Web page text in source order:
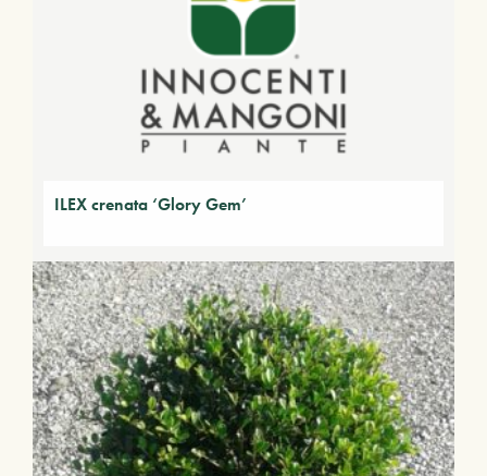
ILEX crenata ‘Glory Gem’